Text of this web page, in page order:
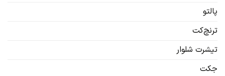
پالتو
ترنچ‌کت
تیشرت شلوار
جکت